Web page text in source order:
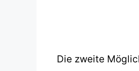
Die zweite